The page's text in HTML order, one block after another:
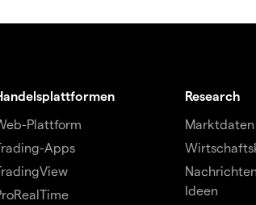
Plattform
Apps
Research
Marktdaten
Ideen